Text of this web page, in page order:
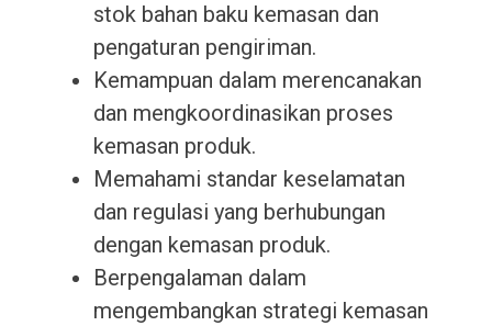
stok bahan baku kemasan dan
pengaturan pengiriman.
Kemampuan dalam merencanakan
dan mengkoordinasikan proses
kemasan produk.
Memahami standar keselamatan
dan regulasi yang berhubungan
dengan kemasan produk.
Berpengalaman dalam
mengembangkan strategi kemasan